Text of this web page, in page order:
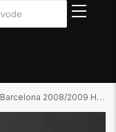
Barcelona 2008/2009 Home Domaći